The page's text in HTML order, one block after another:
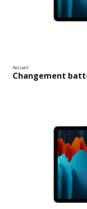
Accueil
Changement